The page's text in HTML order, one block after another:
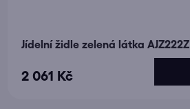
Jídelní židle zelená látka AJZ222Z
2 061 Kč